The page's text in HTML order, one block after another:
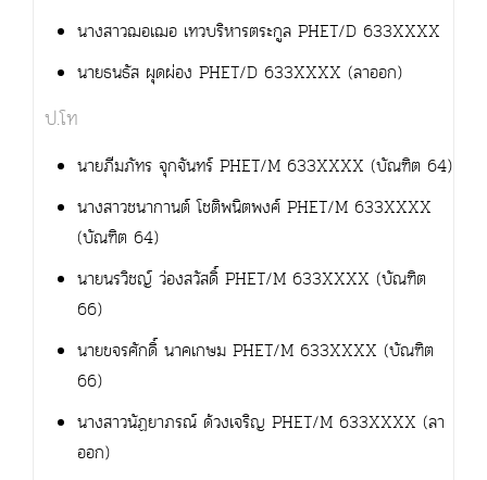
นางสาวฌอเฌอ เทวบริหารตระกูล PHET/D 633XXXX
นายธนธัส ผุดผ่อง PHET/D 633XXXX (ลาออก)
ป.โท
นายภีมภัทร จุกจันทร์ PHET/M 633XXXX (บัณฑิต 64)
นางสาวชนากานต์ โชติพนิตพงศ์ PHET/M 633XXXX
(บัณฑิต 64)
นายนรวิชญ์ ว่องสวัสดิ์ PHET/M 633XXXX (บัณฑิต
66)
นายขจรศักดิ์ นาคเกษม PHET/M 633XXXX (บัณฑิต
66)
นางสาวนัฏยาภรณ์ ด้วงเจริญ PHET/M 633XXXX (ลา
ออก)